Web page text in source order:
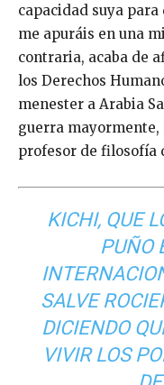
capacidad suya
me apuráis en una
contraria, acaba de
los Derechos
menester a Arabia
guerra mayormente,
profesor de filosofía
KICHI, QUE
PUÑO
SALVE
DICIENDO
VIVIR LOS